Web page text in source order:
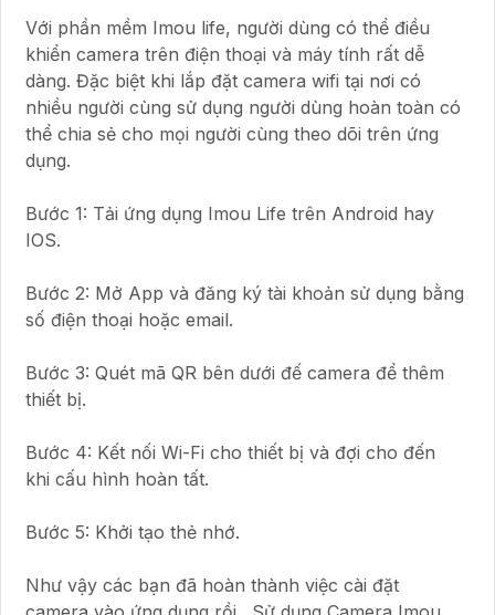
Với phần mềm Imou life, người dùng có thể điều
khiển camera trên điện thoại và máy tính rất dễ
dàng. Đặc biệt khi lắp đặt camera wifi tại nơi có
nhiều người cùng sử dụng người dùng hoàn toàn có
thể chia sẻ cho mọi người cùng theo dõi trên ứng
dụng.
Bước 1: Tải ứng dụng Imou Life trên Android hay
IOS.
Bước 2: Mở App và đăng ký tài khoản sử dụng bằng
số điện thoại hoặc email.
Bước 3: Quét mã QR bên dưới đế camera để thêm
thiết bị.
Bước 4: Kết nối Wi-Fi cho thiết bị và đợi cho đến
khi cấu hình hoàn tất.
Bước 5: Khởi tạo thẻ nhớ.
Như vậy các bạn đã hoàn thành việc cài đặt